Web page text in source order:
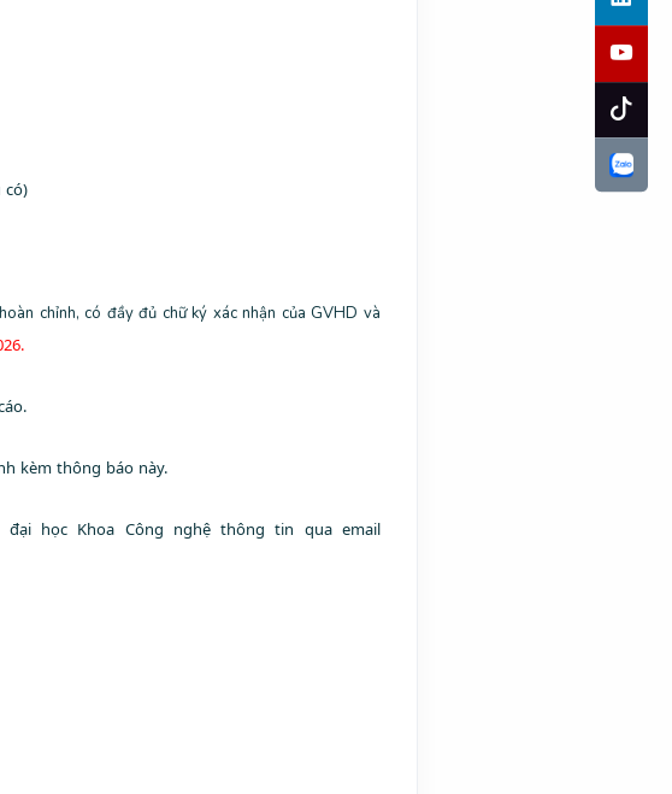
có)
chỉnh, có đầy đủ chữ ký xác nhận của GVHD và
kèm thông báo này.
học Khoa Công nghệ thông tin qua email